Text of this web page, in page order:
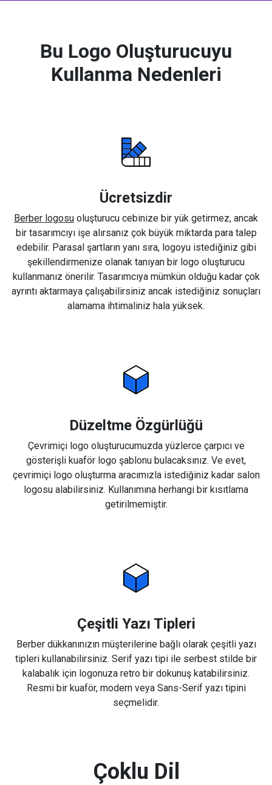
Bu Logo Oluşturucuyu
Kullanma Nedenleri
Ücretsizdir
Berber logosu oluşturucu cebinize bir yük getirmez, ancak
bir tasarımcıyı işe alırsanız çok büyük miktarda para talep
edebilir. Parasal şartların yanı sıra, logoyu istediğiniz gibi
şekillendirmenize olanak tanıyan bir logo oluşturucu
kullanmanız önerilir. Tasarımcıya mümkün olduğu kadar çok
ayrıntı aktarmaya çalışabilirsiniz ancak istediğiniz sonuçları
alamama ihtimaliniz hala yüksek.
Düzeltme Özgürlüğü
Çevrimiçi logo oluşturucumuzda yüzlerce çarpıcı ve
gösterişli kuaför logo şablonu bulacaksınız. Ve evet,
çevrimiçi logo oluşturma aracımızla istediğiniz kadar salon
logosu alabilirsiniz. Kullanımına herhangi bir kısıtlama
getirilmemiştir.
Çeşitli Yazı Tipleri
Berber dükkanınızın müşterilerine bağlı olarak çeşitli yazı
tipleri kullanabilirsiniz. Serif yazı tipi ile serbest stilde bir
kalabalık için logonuza retro bir dokunuş katabilirsiniz.
Resmi bir kuaför, modern veya Sans-Serif yazı tipini
seçmelidir.
Çoklu Dil